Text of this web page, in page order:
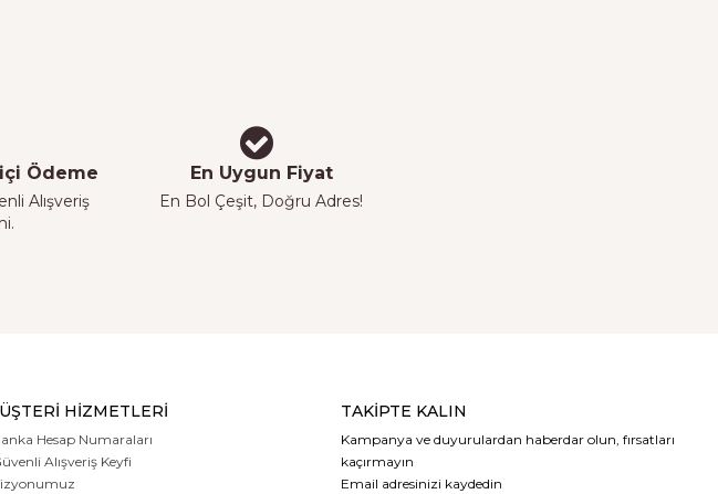
Ödeme
Alışveriş
En Uygun Fiyat
En Bol Çeşit, Doğru Adres!
HIZMETLERI
Hesap Numaraları
Alışveriş Keyfi
TAKIPTE KALIN
Kampanya ve duyurulardan haberdar olun, fırsatları
kaçırmayın
Email adresinizi kaydedin